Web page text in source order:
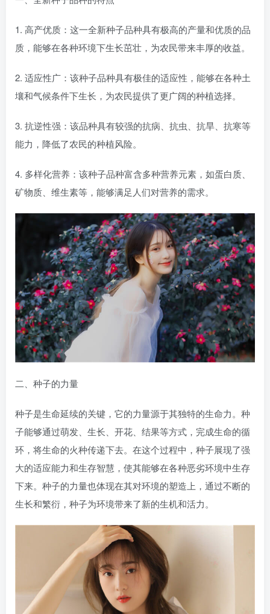
1. 高产优质：这一全新种子品种具有极高的产量和优质的品
质，能够在各种环境下生长茁壮，为农民带来丰厚的收益。
2. 适应性广：该种子品种具有极佳的适应性，能够在各种土
壤和气候条件下生长，为农民提供了更广阔的种植选择。
3. 抗逆性强：该品种具有较强的抗病、抗虫、抗旱、抗寒等
能力，降低了农民的种植风险。
4. 多样化营养：该种子品种富含多种营养元素，如蛋白质、
矿物质、维生素等，能够满足人们对营养的需求。
二、种子的力量
种子是生命延续的关键，它的力量源于其独特的生命力。种
子能够通过萌发、生长、开花、结果等方式，完成生命的循
环，将生命的火种传递下去。在这个过程中，种子展现了强
大的适应能力和生存智慧，使其能够在各种恶劣环境中生存
下来。种子的力量也体现在其对环境的塑造上，通过不断的
生长和繁衍，种子为环境带来了新的生机和活力。